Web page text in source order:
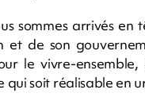
sommes arrivés
et de son
le vivre-
qui soit réalisable en